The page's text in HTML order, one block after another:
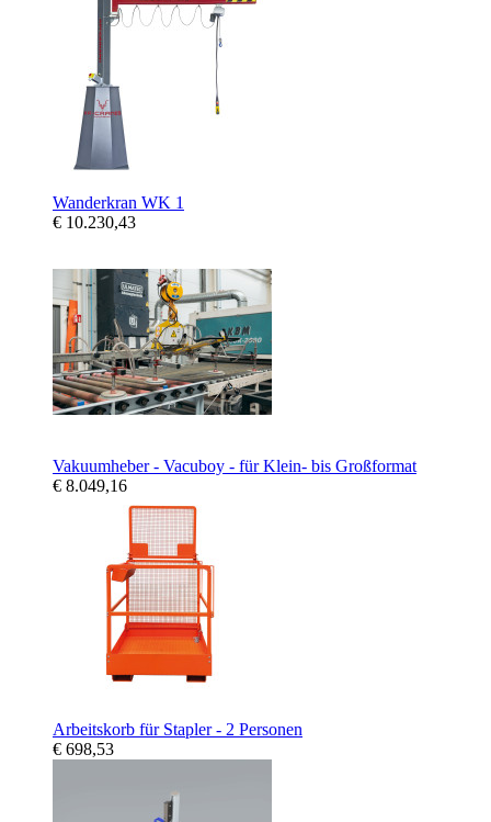
Wanderkran WK 1
€ 10.230,43
Vakuumheber - Vacuboy - für Klein- bis Großformat
€ 8.049,16
Arbeitskorb für Stapler - 2 Personen
€ 698,53